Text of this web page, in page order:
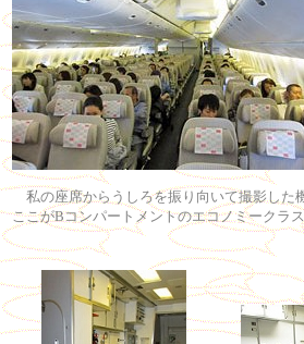
私の座席からうしろを振り向いて撮影した
ここがBコンパートメントのエコノミークラ